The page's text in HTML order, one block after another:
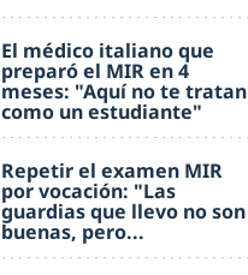
El médico italiano que
preparó el MIR en 4
meses: "Aquí no te tratan
como un estudiante"
Repetir el examen MIR
por vocación: "Las
guardias que llevo no son
buenas, pero...